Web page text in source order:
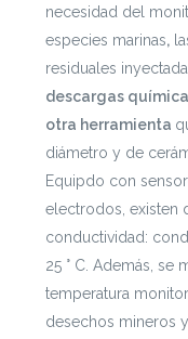
necesidad del
especies marinas,
residuales
descargas
otra herramienta
diámetro y de
Equipdo con
electrodos, existen
conductividad:
25 ° C. Además, se
temperatura
desechos mineros